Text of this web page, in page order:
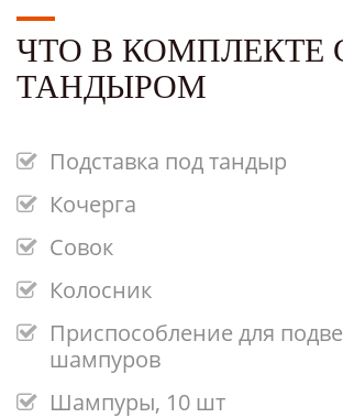
ЧТО В КОМПЛЕКТЕ
ТАНДЫРОМ
Подставка под тандыр
Кочерга
Совок
Колосник
Приспособление для
шампуров
Шампуры, 10 шт